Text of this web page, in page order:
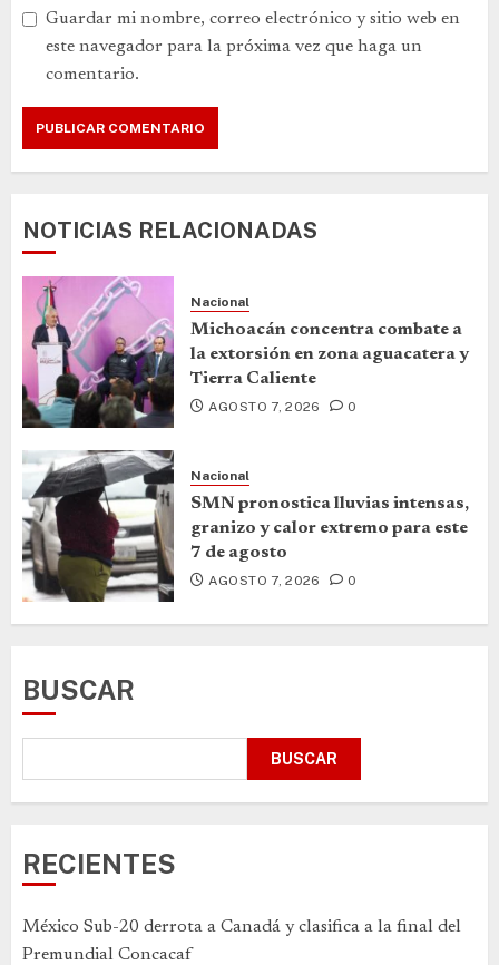
Guardar mi nombre, correo electrónico y sitio web en
este navegador para la próxima vez que haga un
comentario.
NOTICIAS RELACIONADAS
Nacional
Michoacán concentra combate a
la extorsión en zona aguacatera y
Tierra Caliente
AGOSTO 7, 2026 0
Nacional
SMN pronostica lluvias intensas,
granizo y calor extremo para este
7 de agosto
AGOSTO 7, 2026 0
BUSCAR
BUSCAR
RECIENTES
México Sub-20 derrota a Canadá y clasifica a la final del
Premundial Concacaf